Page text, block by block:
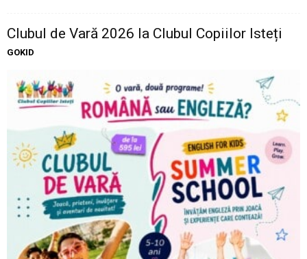
Clubul de Vară 2026 la Clubul Copiilor Isteți
GOKID